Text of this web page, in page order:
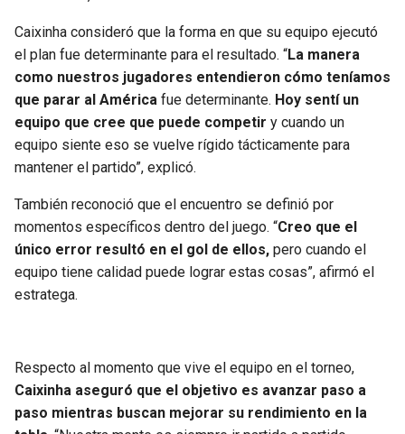
Caixinha consideró que la forma en que su equipo ejecutó
el plan fue determinante para el resultado. “La manera
como nuestros jugadores entendieron cómo teníamos
que parar al América fue determinante. Hoy sentí un
equipo que cree que puede competir y cuando un
equipo siente eso se vuelve rígido tácticamente para
mantener el partido”, explicó.
También reconoció que el encuentro se definió por
momentos específicos dentro del juego. “Creo que el
único error resultó en el gol de ellos, pero cuando el
equipo tiene calidad puede lograr estas cosas”, afirmó el
estratega.
Respecto al momento que vive el equipo en el torneo,
Caixinha aseguró que el objetivo es avanzar paso a
paso mientras buscan mejorar su rendimiento en la